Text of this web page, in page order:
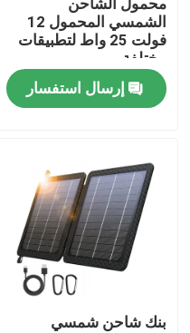
جولة في المصنع
مراقبة الجودة
لوحة شمسية مرنة
بطانية شمسية قابلة للطي
شاحن البطاريات الشمسية
محمول الشاحن
الشمسي المحمول 12
فولت 25 واط لتطبيقات
مختلفة
إرسال استفسار
بنك شاحن شمسي